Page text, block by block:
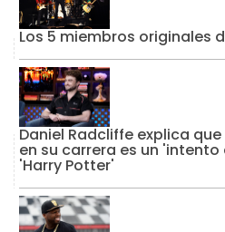
Los 5 miembros originales
Daniel Radcliffe explica
en su carrera es un
'Harry Potter'